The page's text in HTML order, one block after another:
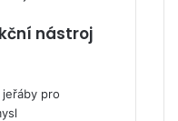
nástroj